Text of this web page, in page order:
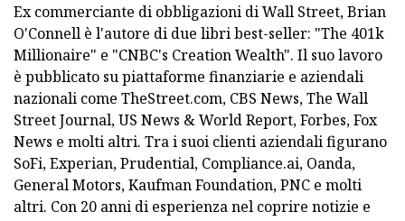
Ex commerciante di obbligazioni di Wall Street, Brian
O'Connell è l'autore di due libri best-seller: "The 401k
Millionaire" e "CNBC's Creation Wealth". Il suo lavoro
è pubblicato su piattaforme finanziarie e aziendali
nazionali come TheStreet.com, CBS News, The Wall
Street Journal, US News & World Report, Forbes, Fox
News e molti altri. Tra i suoi clienti aziendali figurano
SoFi, Experian, Prudential, Compliance.ai, Oanda,
General Motors, Kaufman Foundation, PNC e molti
altri. Con 20 anni di esperienza nel coprire notizie e